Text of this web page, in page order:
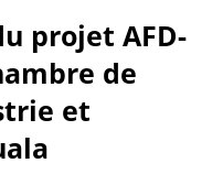
projet AFD-
de
et